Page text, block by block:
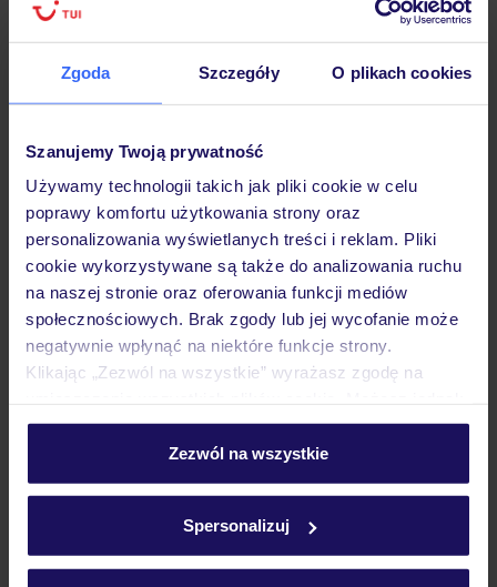
Zgoda Szczegóły O plikach cookies
Szanujemy Twoją prywatność
Używamy technologii takich jak pliki cookie w celu
poprawy komfortu użytkowania strony oraz
personalizowania wyświetlanych treści i reklam. Pliki
cookie wykorzystywane są także do analizowania ruchu
na naszej stronie oraz oferowania funkcji mediów
społecznościowych. Brak zgody lub jej wycofanie może
negatywnie wpłynąć na niektóre funkcje strony.
Klikając „Zezwól na wszystkie” wyrażasz zgodę na
personalizować swój wybór wchodząc w zakładkę
Szczegółowe informacje o plikach cookie znajdziesz
Zezwól na wszystkie
Spersonalizuj
Hotel
Opinie
Pokoje
Wyżywienie
Ważne informacje
Często zadawane pytania